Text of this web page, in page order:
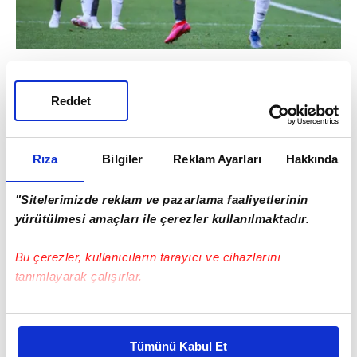
Rıza Bilgiler Reklam Ayarları Hakkında
"Sitelerimizde reklam ve pazarlama faaliyetlerinin
yürütülmesi amaçları ile çerezler kullanılmaktadır.
Bu çerezler, kullanıcıların tarayıcı ve cihazlarını
tanımlayarak çalışırlar.
Bu çerezlere izin vermeniz halinde sizlere özel
daha iyi reklam deneyimi yaşatabiliriz. Bunu yaparken
Tümünü Kabul Et
Reddet
göndermeye hazırlanan Fenerbahçe, forvet
mevkisine takviye yapmak istiyor. Ekvador
basını sürpriz bir iddia ortaya attı...